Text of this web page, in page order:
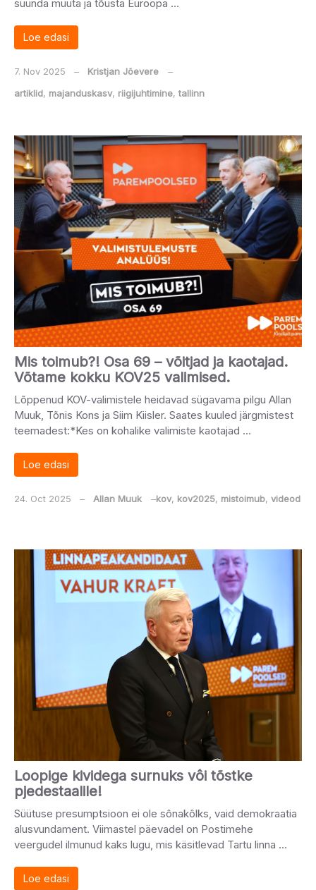
suunda muuta ja tõusta Euroopa …
Loe edasi
7. Nov 2025 ‒ Kristjan Jõevere
‒
artiklid, majanduskasv, riigijuhtimine, tallinn
Mis toimub?! Osa 69 – võitjad ja kaotajad.
Võtame kokku KOV25 valimised.
Lõppenud KOV-valimistele heidavad sügavama pilgu Allan
Muuk, Tõnis Kons ja Siim Kiisler. Saates kuuled järgmistest
teemadest:*Kes on kohalike valimiste kaotajad …
Loe edasi
24. Oct 2025 ‒ Allan Muuk ‒kov, kov2025, mistoimub, videod
Loopige kividega surnuks vôi tõstke
pjedestaalile!
Süütuse presumptsioon ei ole sônakôlks, vaid demokraatia
alusvundament. Viimastel päevadel on Postimehe
veergudel ilmunud kaks lugu, mis käsitlevad Tartu linna …
Loe edasi